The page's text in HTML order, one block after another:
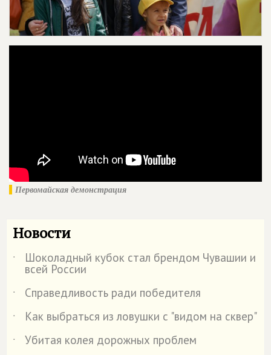
Первомайская демонстрация
Новости
˙ Шоколадный кубок стал брендом Чувашии и
всей России
˙
Справедливость ради победителя
˙
Как выбраться из ловушки с "видом на сквер"
˙
Убитая колея дорожных проблем